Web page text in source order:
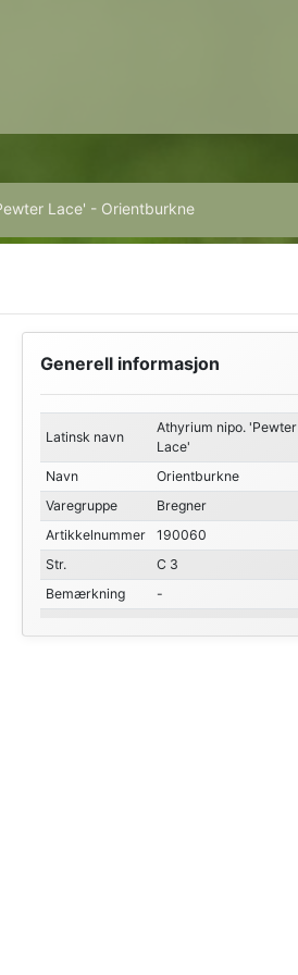
Lace' - Orientburkne
Generell informasjon
Latinsk navn
Athyrium nipo. 'Pewter
Lace'
Navn
Orientburkne
Varegruppe
Bregner
Artikkelnummer
190060
Str.
C 3
Bemærkning
-